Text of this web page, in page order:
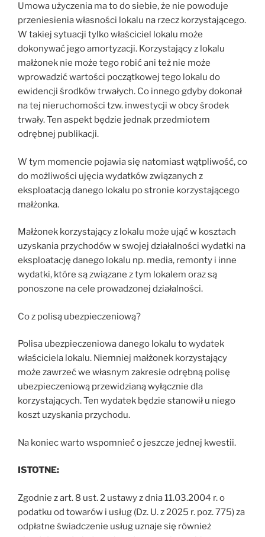
Umowa użyczenia ma to do siebie, że nie powoduje
przeniesienia własności lokalu na rzecz korzystającego.
W takiej sytuacji tylko właściciel lokalu może
dokonywać jego amortyzacji. Korzystający z lokalu
małżonek nie może tego robić ani też nie może
wprowadzić wartości początkowej tego lokalu do
ewidencji środków trwałych. Co innego gdyby dokonał
na tej nieruchomości tzw. inwestycji w obcy środek
trwały. Ten aspekt będzie jednak przedmiotem
odrębnej publikacji.
W tym momencie pojawia się natomiast wątpliwość, co
do możliwości ujęcia wydatków związanych z
eksploatacją danego lokalu po stronie korzystającego
małżonka.
Małżonek korzystający z lokalu może ująć w kosztach
uzyskania przychodów w swojej działalności wydatki na
eksploatację danego lokalu np. media, remonty i inne
wydatki, które są związane z tym lokalem oraz są
ponoszone na cele prowadzonej działalności.
Co z polisą ubezpieczeniową?
Polisa ubezpieczeniowa danego lokalu to wydatek
właściciela lokalu. Niemniej małżonek korzystający
może zawrzeć we własnym zakresie odrębną polisę
ubezpieczeniową przewidzianą wyłącznie dla
korzystających. Ten wydatek będzie stanowił u niego
koszt uzyskania przychodu.
Na koniec warto wspomnieć o jeszcze jednej kwestii.
ISTOTNE:
Zgodnie z art. 8 ust. 2 ustawy z dnia 11.03.2004 r. o
podatku od towarów i usług (Dz. U. z 2025 r. poz. 775) za
odpłatne świadczenie usług uznaje się również